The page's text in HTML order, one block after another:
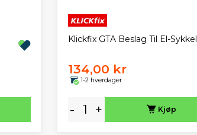
Klickfix GTA Beslag Til El-Sykkel
134,00 kr
1-2 hverdager
- + Kjøp